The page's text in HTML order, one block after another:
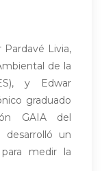
Livia,
de la
y Edwar
graduado
GAIA del
desarrolló un
medir la